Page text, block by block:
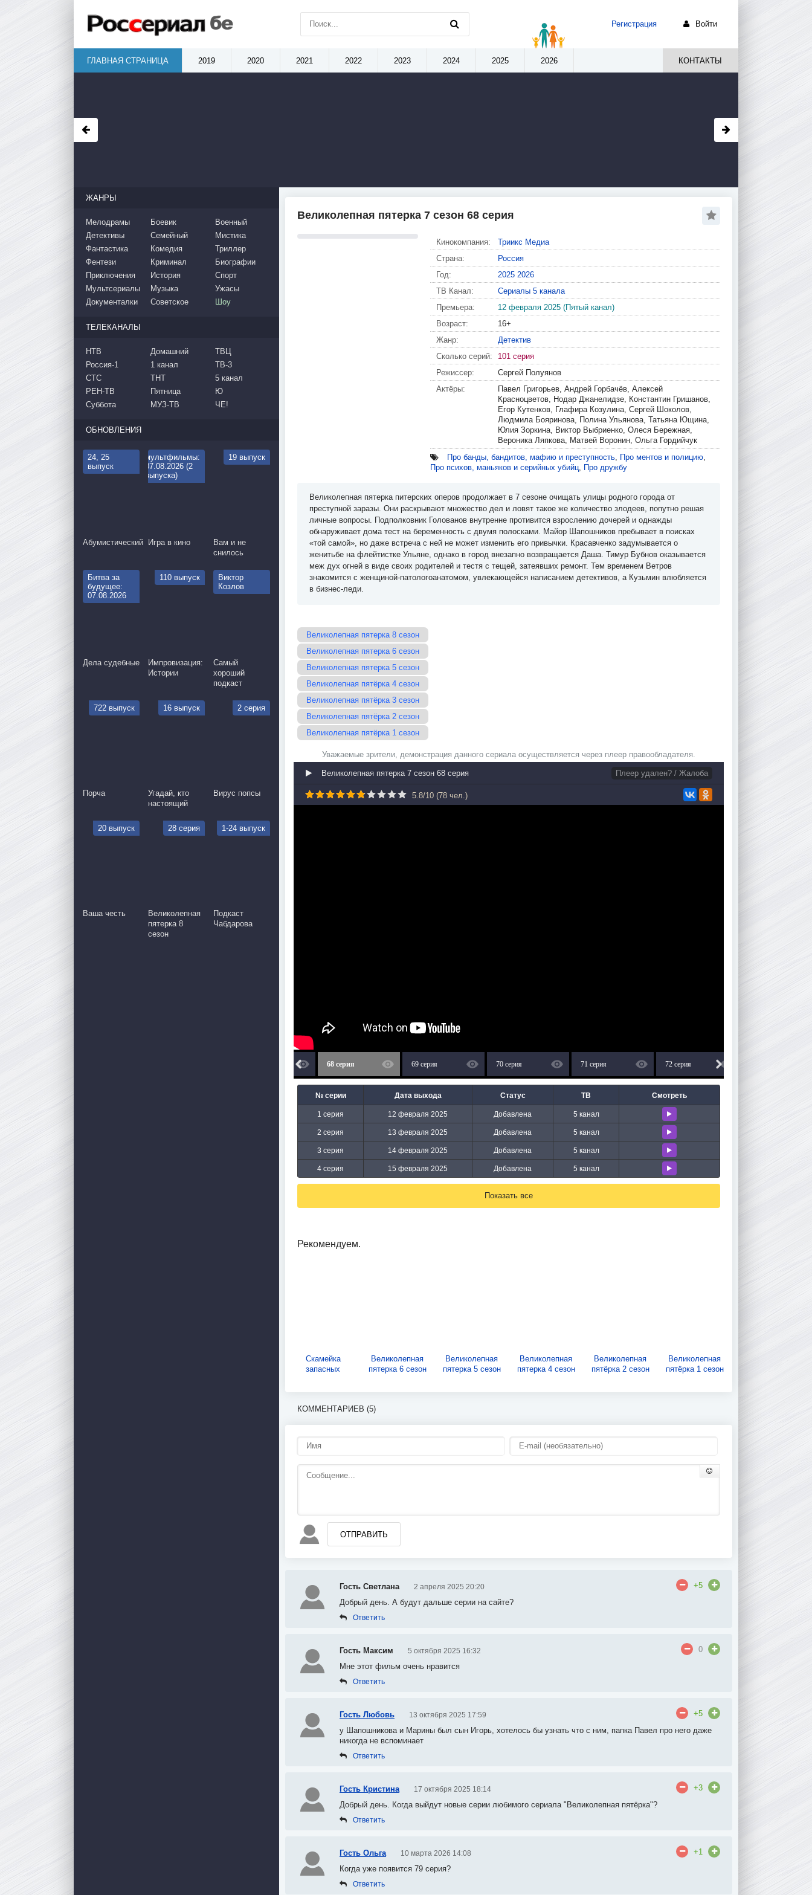
Великолепная пятерка 7 сезон 68 серия
Кинокомпания:
Триикс Медиа
Страна:
Россия
Год:
2025 2026
ТВ Канал:
Сериалы 5 канала
Премьера:
12 февраля 2025 (Пятый канал)
Возраст:
16+
Жанр:
Детектив
Сколько серий:
101 серия
Режиссер:
Сергей Полуянов
Актёры:
Павел Григорьев, Андрей Горбачёв, Алексей
Красноцветов, Нодар Джанелидзе, Константин Гришанов,
Егор Кутенков, Глафира Козулина, Сергей Шоколов,
Людмила Бояринова, Полина Ульянова, Татьяна Ющина,
Юлия Зоркина, Виктор Выбриенко, Олеся Бережная,
Вероника Ляпкова, Матвей Воронин, Ольга Гордийчук
Про банды, бандитов, мафию и преступность, Про ментов и полицию,
Про психов, маньяков и серийных убийц, Про дружбу
Великолепная пятерка питерских оперов продолжает в 7 сезоне очищать улицы родного города от
преступной заразы. Они раскрывают множество дел и ловят такое же количество злодеев, попутно решая
личные вопросы. Подполковник Голованов внутренне противится взрослению дочерей и однажды
обнаруживает дома тест на беременность с двумя полосками. Майор Шапошников пребывает в поисках
«той самой», но даже встреча с ней не может изменить его привычки. Красавченко задумывается о
женитьбе на флейтистке Ульяне, однако в город внезапно возвращается Даша. Тимур Бубнов оказывается
меж дух огней в виде своих родителей и тестя с тещей, затеявших ремонт. Тем временем Ветров
знакомится с женщиной-патологоанатомом, увлекающейся написанием детективов, а Кузьмин влюбляется
в бизнес-леди.
Великолепная пятерка 8 сезон
Великолепная пятерка 6 сезон
Великолепная пятерка 5 сезон
Великолепная пятёрка 4 сезон
Великолепная пятёрка 3 сезон
Великолепная пятёрка 2 сезон
Великолепная пятёрка 1 сезон
Уважаемые зрители, демонстрация данного сериала осуществляется через плеер правообладателя.
Великолепная пятерка 7 сезон 68 серия Плеер удален? / Жалоба
5.8/10 (78 чел.)
68 серия 69 серия 70 серия 71 серия 72 серия
№ серии Дата выхода Статус ТВ Смотреть
1 серия 12 февраля 2025 Добавлена 5 канал
2 серия 13 февраля 2025 Добавлена 5 канал
3 серия 14 февраля 2025 Добавлена 5 канал
4 серия 15 февраля 2025 Добавлена 5 канал
Показать все
Рекомендуем.
Скамейка
запасных
Великолепная
пятерка 6 сезон
Великолепная
пятерка 5 сезон
Великолепная
пятерка 4 сезон
Великолепная
пятёрка 2 сезон
Великолепная
пятёрка 1 сезон
КОММЕНТАРИЕВ (5)
ОТПРАВИТЬ
Гость Светлана 2 апреля 2025 20:20
+5
Добрый день. А будут дальше серии на сайте?
Ответить
Гость Максим 5 октября 2025 16:32
0
Мне этот фильм очень нравится
Ответить
Гость Любовь 13 октября 2025 17:59
+5
у Шапошникова и Марины был сын Игорь, хотелось бы узнать что с ним, папка Павел про него даже
никогда не вспоминает
Ответить
Гость Кристина 17 октября 2025 18:14
+3
Добрый день. Когда выйдут новые серии любимого сериала "Великолепная пятёрка"?
Ответить
Гость Ольга 10 марта 2026 14:08
+1
Когда уже появится 79 серия?
Ответить
ЖАНРЫ
Мелодрамы
Детективы
Фантастика
Боевик
Семейный
Комедия
Военный
Мистика
Триллер
Фентези
Приключения
Мультсериалы
Документалки
Криминал
История
Музыка
Советское
Биографии
Спорт
Ужасы
Шоу
ТЕЛЕКАНАЛЫ
НТВ
Россия-1
СТС
РЕН-ТВ
Суббота
Домашний
1 канал
ТНТ
Пятница
МУЗ-ТВ
ТВЦ
ТВ-3
5 канал
Ю
ЧЕ!
ОБНОВЛЕНИЯ
24, 25
выпуск
Абумистический
мультфильмы:
07.08.2026 (2
выпуска)
Игра в кино
19 выпуск
Вам и не
снилось
Битва за
будущее:
07.08.2026
Дела судебные
110 выпуск
Импровизация:
Истории
Виктор
Козлов
Самый
хороший
подкаст
722 выпуск
Порча
16 выпуск
Угадай, кто
настоящий
2 серия
Вирус попсы
20 выпуск
Ваша честь
28 серия
Великолепная
пятерка 8
сезон
1-24 выпуск
Подкаст
Чабдарова
Регистрация Войти
ГЛАВНАЯ СТРАНИЦА 2019 2020 2021 2022 2023 2024 2025 2026 КОНТАКТЫ